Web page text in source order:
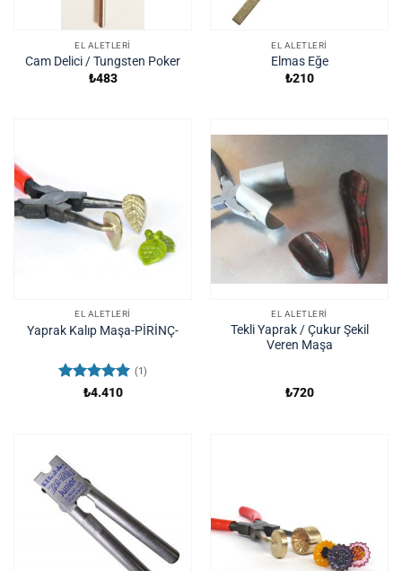
EL ALETLERI
Cam Delici / Tungsten Poker
₺483
EL ALETLERI
Elmas Eğe
₺210
EL ALETLERI
Yaprak Kalıp Maşa-PİRİNÇ-
5 üzerinden
(1)
₺4.410
EL ALETLERI
Tekli Yaprak / Çukur Şekil
Veren Maşa
₺720